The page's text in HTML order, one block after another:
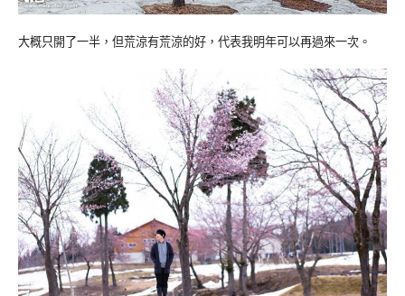
大概只開了一半，但荒涼有荒涼的好，代表我明年可以再過來一次。